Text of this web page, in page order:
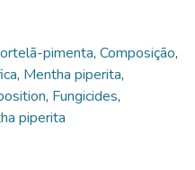
pimenta, Composição,
, Mentha piperita,
, Fungicides,
piperita